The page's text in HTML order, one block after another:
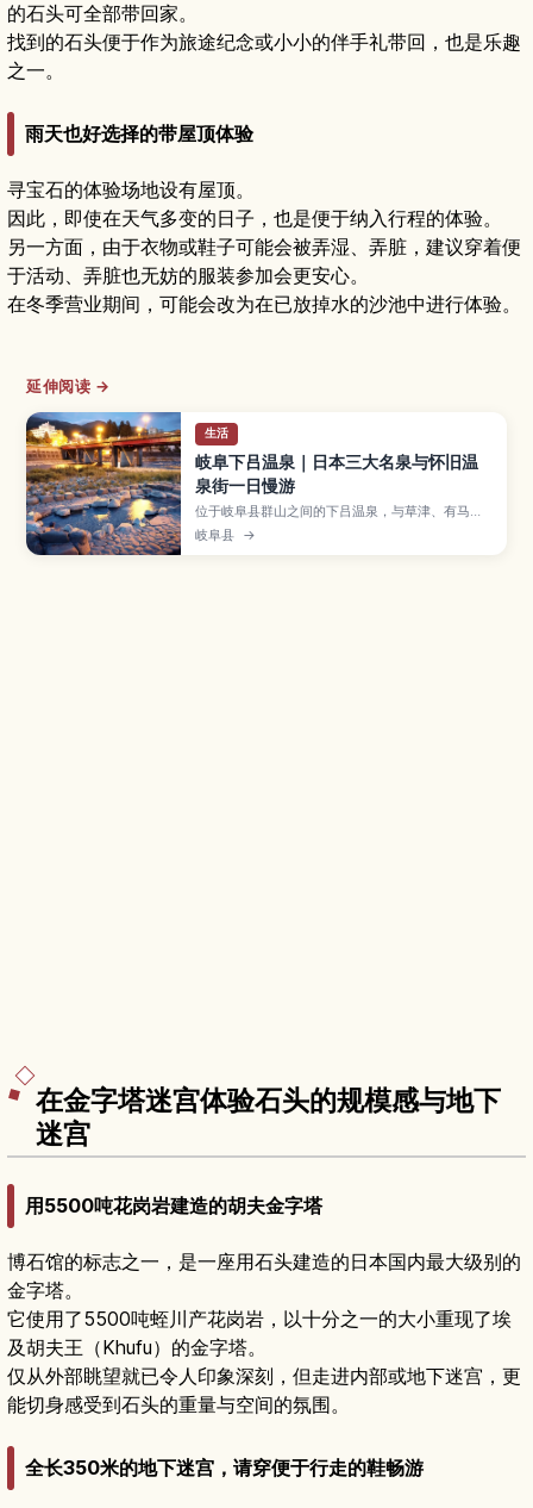
的石头可全部带回家。
找到的石头便于作为旅途纪念或小小的伴手礼带回，也是乐趣
之一。
雨天也好选择的带屋顶体验
寻宝石的体验场地设有屋顶。
因此，即使在天气多变的日子，也是便于纳入行程的体验。
另一方面，由于衣物或鞋子可能会被弄湿、弄脏，建议穿着便
于活动、弄脏也无妨的服装参加会更安心。
在冬季营业期间，可能会改为在已放掉水的沙池中进行体验。
延伸阅读 →
生活
岐阜下吕温泉｜日本三大名泉与怀旧温
泉街一日慢游
位于岐阜县群山之间的下吕温泉，与草津、有马并
列日本三大名泉，以丝滑的美肌泉质和充满昭和氛
围的温泉街闻名。文章介绍足汤与河畔露天温泉、
岐阜县 →
在金字塔迷宫体验石头的规模感与地下
迷宫
用5500吨花岗岩建造的胡夫金字塔
博石馆的标志之一，是一座用石头建造的日本国内最大级别的
金字塔。
它使用了5500吨蛭川产花岗岩，以十分之一的大小重现了埃
及胡夫王（Khufu）的金字塔。
仅从外部眺望就已令人印象深刻，但走进内部或地下迷宫，更
能切身感受到石头的重量与空间的氛围。
全长350米的地下迷宫，请穿便于行走的鞋畅游